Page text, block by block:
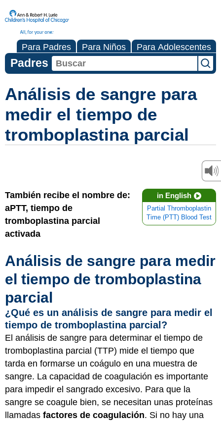
Para Padres Para Niños Para Adolescentes
Padres
Análisis de sangre para
medir el tiempo de
tromboplastina parcial
in English
Partial Thromboplastin
Time (PTT) Blood Test
También recibe el nombre de:
aPTT, tiempo de
tromboplastina parcial
activada
Análisis de sangre para medir
el tiempo de tromboplastina
parcial
¿Qué es un análisis de sangre para medir el
tiempo de tromboplastina parcial?
El análisis de sangre para determinar el tiempo de
tromboplastina parcial (TTP) mide el tiempo que
tarda en formarse un coágulo en una muestra de
sangre. La capacidad de coagulación es importante
para impedir el sangrado excesivo. Para que la
sangre se coagule bien, se necesitan unas proteínas
llamadas factores de coagulación. Si no hay una